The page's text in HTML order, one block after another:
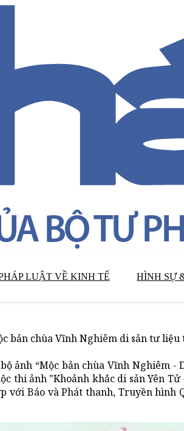
LUẬT VỀ KINH TẾ HÌNH SỰ
bản chùa Vĩnh Nghiêm di sản tư liệu
ảnh “Mộc bản chùa Vĩnh Nghiêm
thi ảnh "Khoảnh khắc di sản Yên
với Báo và Phát thanh, Truyền hình